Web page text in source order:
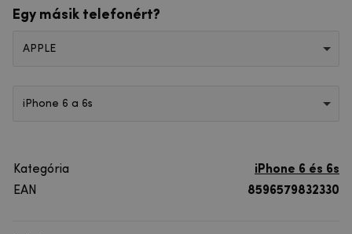
Egy másik telefonért?
APPLE
iPhone 6 a 6s
Kategória
iPhone 6 és 6s
EAN
8596579832330